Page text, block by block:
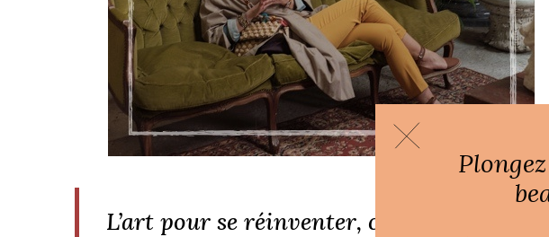
L’art pour se réinventer, changer de